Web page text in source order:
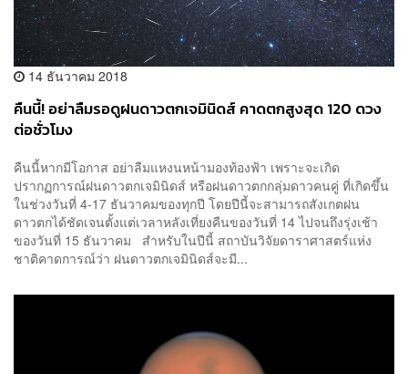
14 ธันวาคม 2018
คืนนี้! อย่าลืมรอดูฝนดาวตกเจมินิดส์ คาดตกสูงสุด 120 ดวง
ต่อชั่วโมง
คืนนี้หากมีโอกาส อย่าลืมแหงนหน้ามองท้องฟ้า เพราะจะเกิด
ปรากฏการณ์ฝนดาวตกเจมินิดส์ หรือฝนดาวตกกลุ่มดาวคนคู่ ที่เกิดขึ้น
ในช่วงวันที่ 4-17 ธันวาคมของทุกปี โดยปีนี้จะสามารถสังเกตฝน
ดาวตกได้ชัดเจนตั้งแต่เวลาหลังเที่ยงคืนของวันที่ 14 ไปจนถึงรุ่งเช้า
ของวันที่ 15 ธันวาคม สำหรับในปีนี้ สถาบันวิจัยดาราศาสตร์แห่ง
ชาติคาดการณ์ว่า ฝนดาวตกเจมินิดส์จะมี...